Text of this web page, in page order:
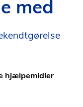
med
hjælpemidler